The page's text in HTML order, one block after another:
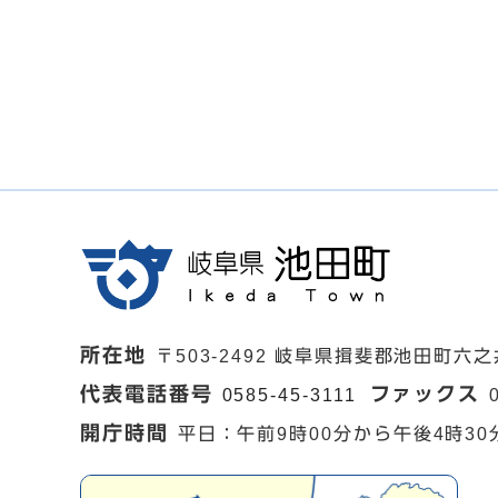
所在地 〒503-2492 岐阜県揖斐郡池田町六
代表電話番号 0585-45-3111 ファックス
開庁時間 平日：午前9時00分から午後4時30